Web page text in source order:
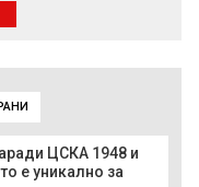
ЦСКА 1948 и
е уникално за